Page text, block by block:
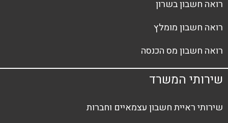
רואה חשבון בשרון
רואה חשבון מומלץ
רואה חשבון מס הכנסה
שירותי המשרד
שירותי ראיית חשבון עצמאיים וחברות